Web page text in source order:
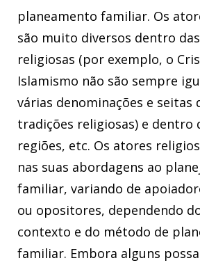
planeamento familiar. Os
são muito diversos dentro
religiosas (por exemplo, o
Islamismo não são sempre
várias denominações e seitas
tradições religiosas) e dentro
regiões, etc. Os atores
nas suas abordagens ao
familiar, variando de
ou opositores, dependendo
contexto e do método de
familiar. Embora alguns